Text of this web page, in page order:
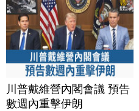
川普戴維營內閣會議 預告
數週內重擊伊朗